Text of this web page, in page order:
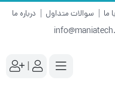
ما سوالات متداول درباره ما
|